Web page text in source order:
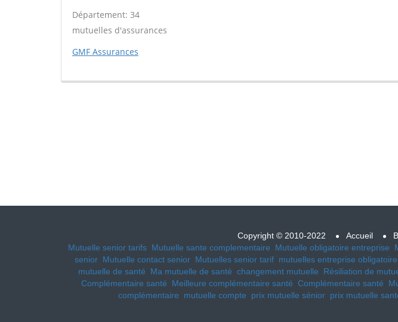
Département: 34
mutuelles d'assurances
GMF Assurances
Copyright © 2010-2022 Accueil
Mutuelle senior tarifs Mutuelle sante complementaire Mutuelle obligatoire entreprise
senior Mutuelle contact senior Mutuelles senior tarif mutuelles entreprise
mutuelle de santé
Ma mutuelle de santé changement mutuelle Résiliation de
Complémentaire santé
Meilleure complémentaire santé Complémentaire santé
complémentaire
mutuelle compte prix mutuelle sénior prix mutuelle